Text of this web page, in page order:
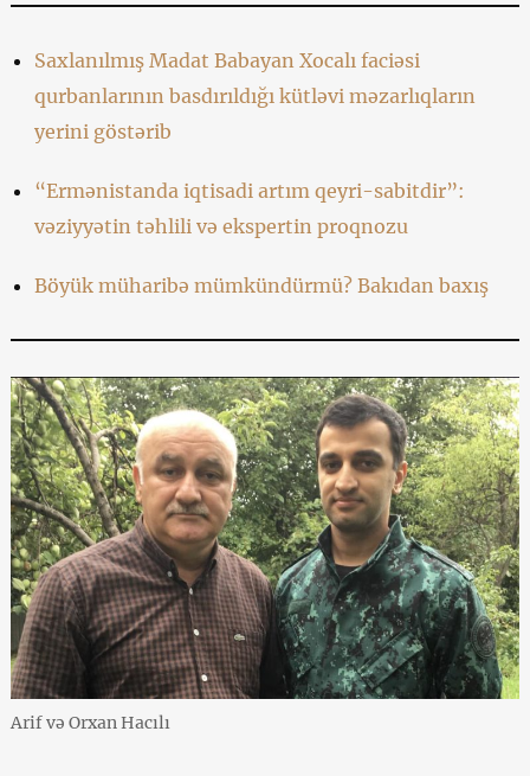
Saxlanılmış Madat Babayan Xocalı faciəsi
qurbanlarının basdırıldığı kütləvi məzarlıqların
yerini göstərib
“Ermənistanda iqtisadi artım qeyri-sabitdir”:
vəziyyətin təhlili və ekspertin proqnozu
Böyük müharibə mümkündürmü? Bakıdan baxış
Arif və Orxan Hacılı